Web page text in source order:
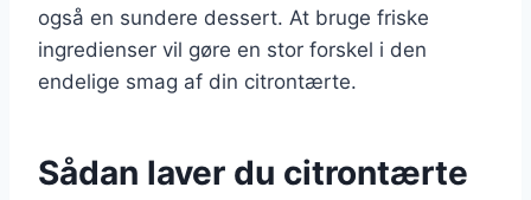
også en sundere dessert. At bruge friske
ingredienser vil gøre en stor forskel i den
endelige smag af din citrontærte.
Sådan laver du citrontærte